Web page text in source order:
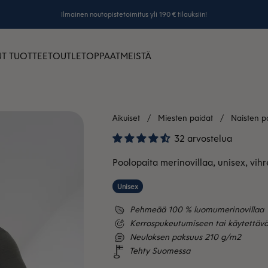
Ilmainen noutopistetoimitus yli 190 € tilauksiin!
TUOTTEETOUTLETOPPAATMEISTÄ
Aikuiset Miesten paidat Naisten
32 arvostelua
Poolopaita merinovillaa, unisex,
Unisex
Pehmeää 100 % luomumerinovillaa
Kerrospukeutumiseen tai
Neuloksen paksuus 210 g/m2
Tehty Suomessa